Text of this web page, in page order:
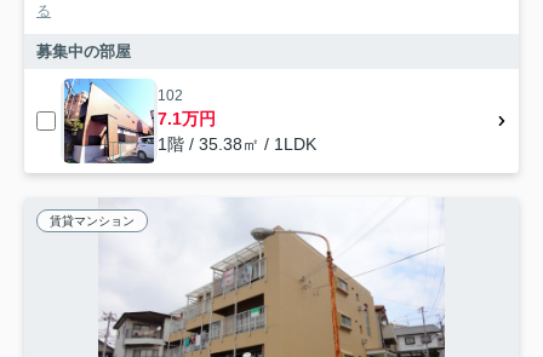
る
募集中の部屋
102
7.1万円
1階 / 35.38㎡ / 1LDK
賃貸マンション